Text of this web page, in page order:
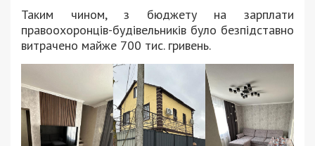
Таким чином, з бюджету на зарплати
правоохоронців-будівельників було безпідставно
витрачено майже 700 тис. гривень.